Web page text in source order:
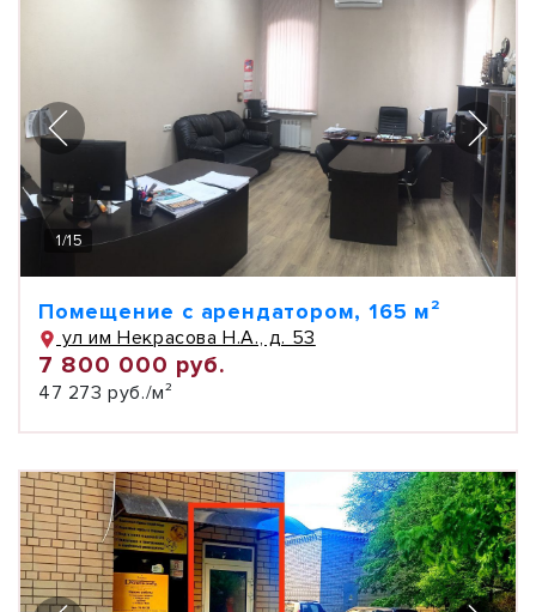
1/15
Помещение с арендатором, 165 м²
ул им Некрасова Н.А., д. 53
7 800 000 руб.
47 273 руб./м²